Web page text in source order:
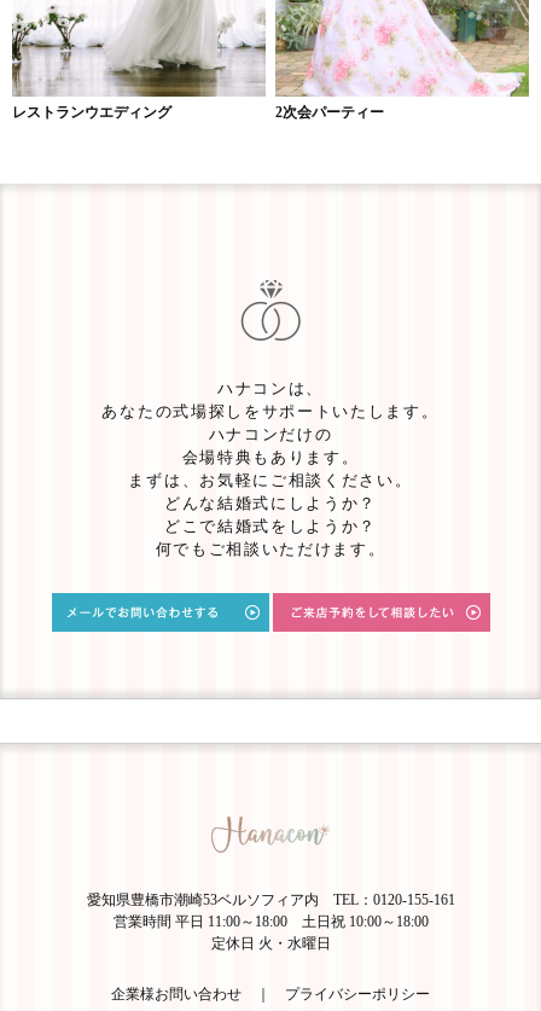
レストランウエディング 2次会パーティー
ハナコンは、
あなたの式場探しをサポートいたします。
ハナコンだけの
会場特典もあります。
まずは、お気軽にご相談ください。
どんな結婚式にしようか？
どこで結婚式をしようか？
何でもご相談いただけます。
愛知県豊橋市潮崎53ベルソフィア内 TEL：0120-155-161
営業時間 平日 11:00～18:00 土日祝 10:00～18:00
定休日 火・水曜日
企業様お問い合わせ プライバシーポリシー